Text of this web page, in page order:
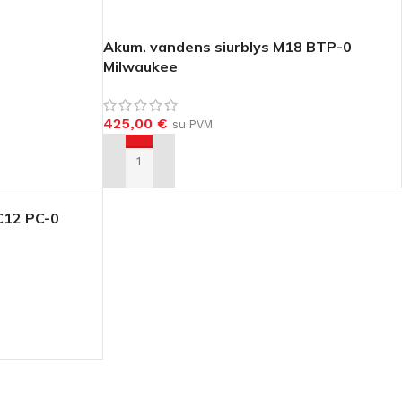
Akum. vandens siurblys M18 BTP-0
Milwaukee
425,00 € su PVM
Į KREPŠELĮ
PC-0